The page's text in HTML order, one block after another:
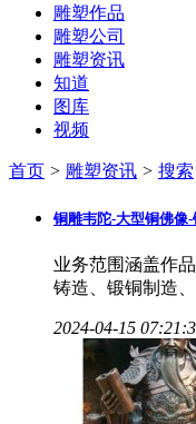
雕塑作品
雕塑公司
雕塑资讯
知道
图库
视频
首页 > 雕塑资讯 > 搜索
铜雕韦陀-大型铜佛像-
业务范围涵盖作
铸造、锻铜制造
2024-04-15